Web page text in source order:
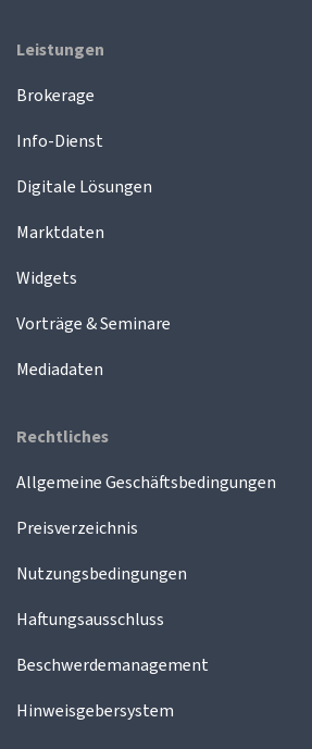
Leistungen
Brokerage
Info-Dienst
Digitale Lösungen
Marktdaten
Widgets
Vorträge & Seminare
Mediadaten
Rechtliches
Allgemeine Geschäftsbedingungen
Preisverzeichnis
Nutzungsbedingungen
Haftungsausschluss
Beschwerdemanagement
Hinweisgebersystem